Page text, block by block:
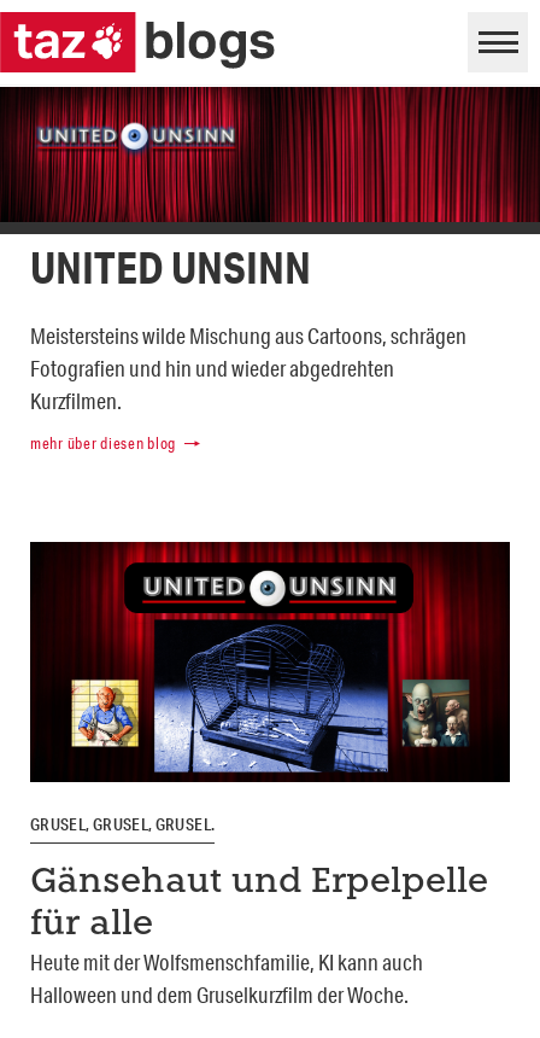
UNITED UNSINN
Meistersteins wilde Mischung aus Cartoons, schrägen
Fotografien und hin und wieder abgedrehten
Kurzfilmen.
mehr über diesen blog
GRUSEL, GRUSEL, GRUSEL.
Gänsehaut und Erpelpelle
für alle
Heute mit der Wolfsmenschfamilie, KI kann auch
Halloween und dem Gruselkurzfilm der Woche.